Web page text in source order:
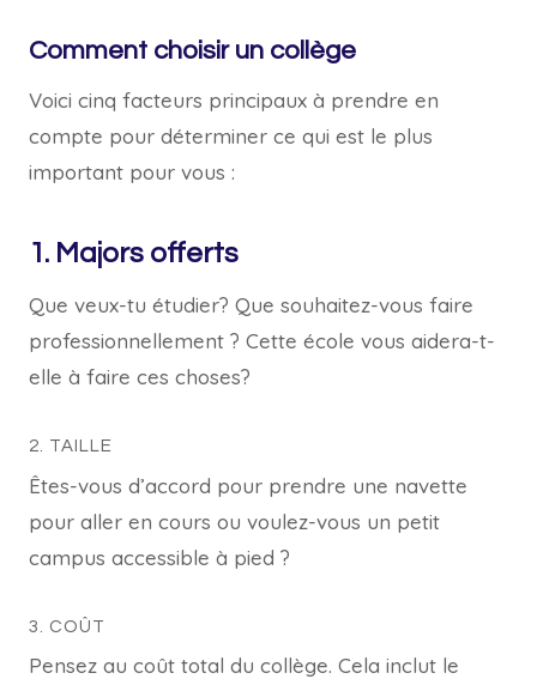
Comment choisir un collège
Voici cinq facteurs principaux à prendre en
compte pour déterminer ce qui est le plus
important pour vous :
1. Majors offerts
Que veux-tu étudier? Que souhaitez-vous faire
professionnellement ? Cette école vous aidera-t-
elle à faire ces choses?
2. TAILLE
Êtes-vous d’accord pour prendre une navette
pour aller en cours ou voulez-vous un petit
campus accessible à pied ?
3. COÛT
Pensez au coût total du collège. Cela inclut le